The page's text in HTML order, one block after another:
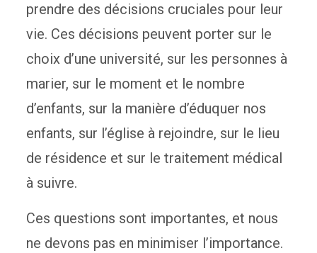
prendre des décisions cruciales pour leur
vie. Ces décisions peuvent porter sur le
choix d’une université, sur les personnes à
marier, sur le moment et le nombre
d’enfants, sur la manière d’éduquer nos
enfants, sur l’église à rejoindre, sur le lieu
de résidence et sur le traitement médical
à suivre.
Ces questions sont importantes, et nous
ne devons pas en minimiser l’importance.